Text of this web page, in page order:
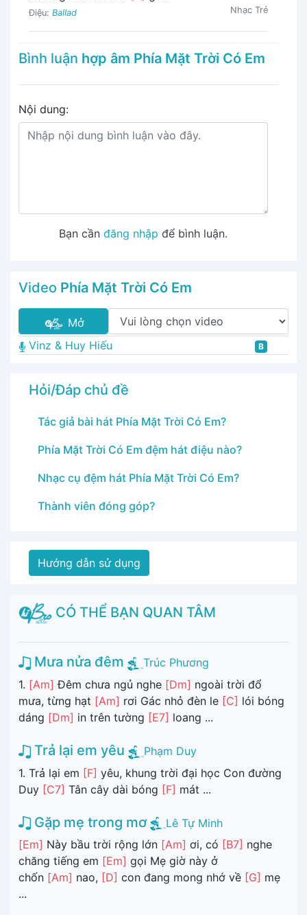
Điệu: Ballad Nhạc Trẻ
Bình luận hợp âm Phía Mặt Trời Có Em
Nội dung:
Bạn cần đăng nhập để bình luận.
Video Phía Mặt Trời Có Em
Mở
Vinz & Huy Hiếu
B
Hỏi/Đáp chủ đề
Tác giả bài hát Phía Mặt Trời Có Em?
Phía Mặt Trời Có Em đệm hát điệu nào?
Nhạc cụ đệm hát Phía Mặt Trời Có Em?
Thành viên đóng góp?
Hướng dẫn sử dụng
CÓ THỂ BẠN QUAN TÂM
Mưa nửa đêm
Trúc Phương
1. [Am] Đêm chưa ngủ nghe [Dm] ngoài trời đổ
mưa, từng hạt [Am] rơi Gác nhỏ đèn le [C] lói bóng
dáng [Dm] in trên tường [E7] loang ...
Trả lại em yêu
Phạm Duy
1. Trả lại em [F] yêu, khung trời đại học Con đường
Duy [C7] Tân cây dài bóng [F] mát ...
Gặp mẹ trong mơ
Lê Tự Minh
[Em] Này bầu trời rộng lớn [Am] ơi, có [B7] nghe
chăng tiếng em [Em] gọi Mẹ giờ này ở
chốn [Am] nao, [D] con đang mong nhớ về [G] mẹ
...